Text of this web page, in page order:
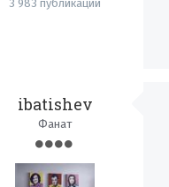
3 983 публикации
ibatishev
Фанат